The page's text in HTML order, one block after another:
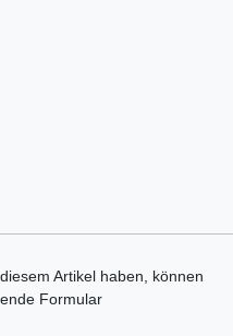
Artikel haben, können
Formular